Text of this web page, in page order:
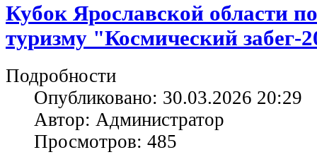
Кубок Ярославской области
туризму "Космический забег-
Подробности
Опубликовано: 30.03.2026 20:29
Автор: Администратор
Просмотров: 485